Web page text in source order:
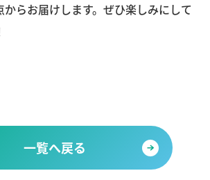
らお届けします。ぜひ楽しみにして
一覧へ戻る